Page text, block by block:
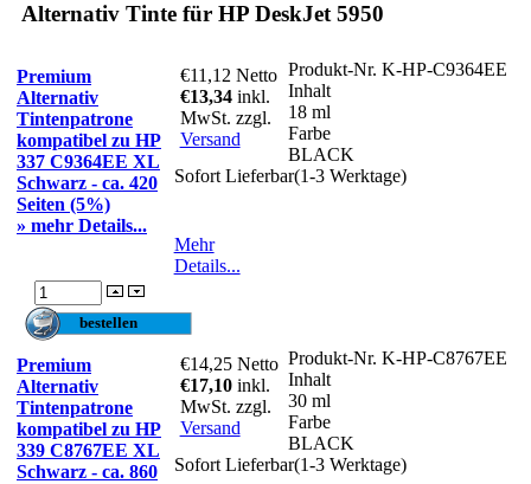
Alternativ Tinte für HP DeskJet 5950
Premium
Alternativ
Tintenpatrone
kompatibel zu HP
337 C9364EE XL
Schwarz - ca. 420
Seiten (5%)
» mehr Details...
€11,12 Netto
€13,34 inkl.
MwSt. zzgl.
Versand
Produkt-Nr. K-HP-C9364EE
Inhalt
18 ml
Farbe
BLACK
Sofort Lieferbar(1-3 Werktage)
Mehr
Details...
Premium
Alternativ
Tintenpatrone
kompatibel zu HP
339 C8767EE XL
Schwarz - ca. 860
€14,25 Netto
€17,10 inkl.
MwSt. zzgl.
Versand
Produkt-Nr. K-HP-C8767EE
Inhalt
30 ml
Farbe
BLACK
Sofort Lieferbar(1-3 Werktage)